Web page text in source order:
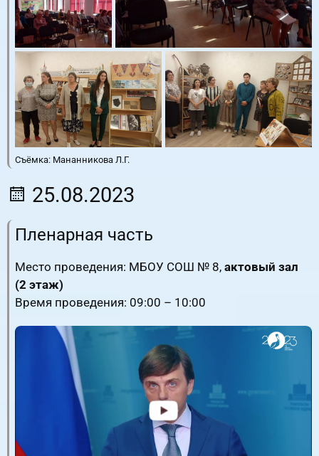
Съёмка: Мананникова Л.Г.
25.08.2023
Пленарная часть
Место проведения: МБОУ СОШ № 8, актовый зал
(2 этаж)
Время проведения: 09:00 – 10:00